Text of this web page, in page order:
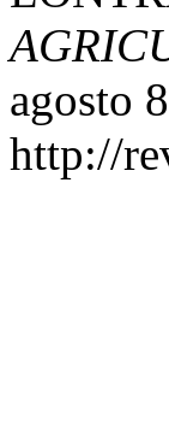
agosto
http://